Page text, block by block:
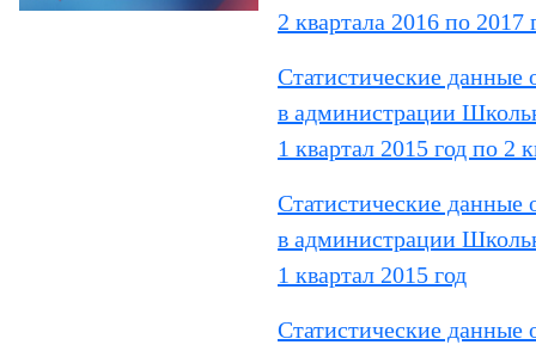
2 квартала 2016 по 2017
Статистические данные
в администрации
1 квартал 2015 год по 2
Статистические данные
в администрации
1 квартал 2015 год
Статистические данные